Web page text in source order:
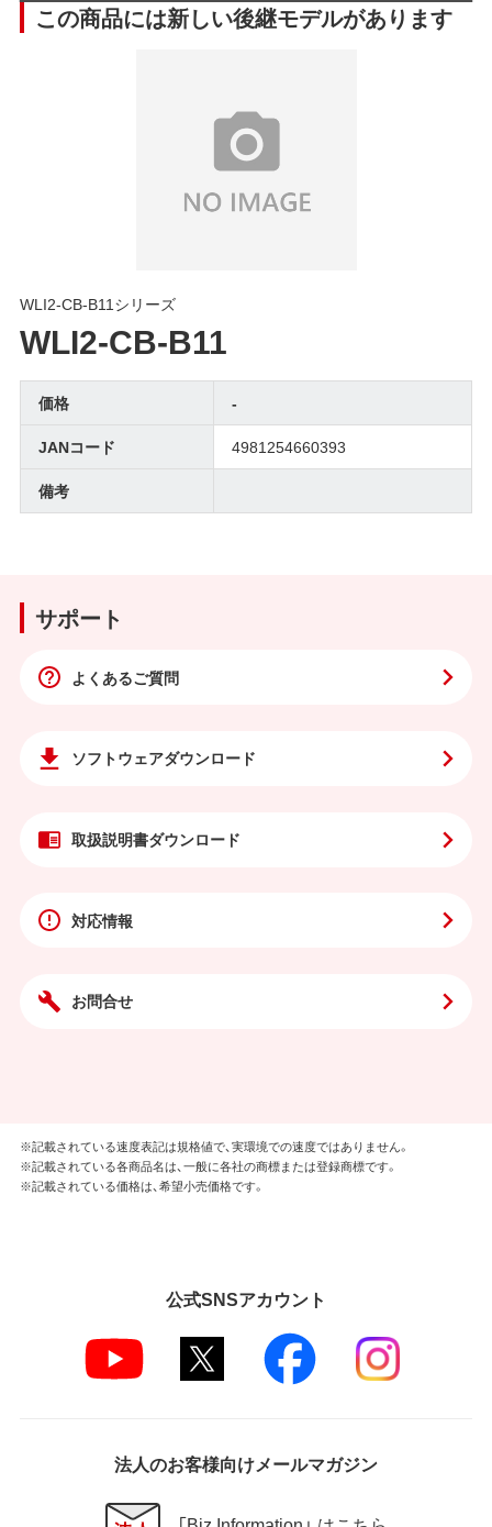
この商品には新しい後継モデルがあります
WLI2-CB-B11シリーズ
WLI2-CB-B11
価格
-
JANコード
4981254660393
備考
サポート
よくあるご質問
ソフトウェアダウンロード
取扱説明書ダウンロード
対応情報
お問合せ
※記載されている速度表記は規格値で、実環境での速度ではありません。
※記載されている各商品名は、一般に各社の商標または登録商標です。
※記載されている価格は、希望小売価格です。
公式SNSアカウント
法人のお客様向けメールマガジン